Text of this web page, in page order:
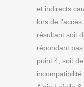
et indirects
lors de
résultant soit
répondant
point 4, soit de
incompatibilité.